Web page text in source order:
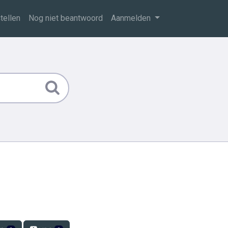
Nog niet beantwoord Aanmelden